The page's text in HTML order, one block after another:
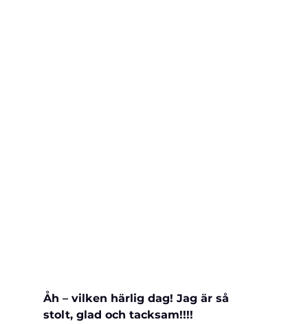
Åh – vilken härlig dag! Jag är så
stolt, glad och tacksam!!!!